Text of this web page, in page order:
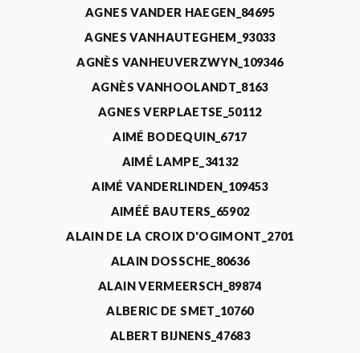
AGNES VANDER HAEGEN_84695
AGNES VANHAUTEGHEM_93033
AGNÈS VANHEUVERZWYN_109346
AGNÈS VANHOOLANDT_8163
AGNES VERPLAETSE_50112
AIMÉ BODEQUIN_6717
AIMÉ LAMPE_34132
AIMÉ VANDERLINDEN_109453
AIMÉÉ BAUTERS_65902
ALAIN DE LA CROIX D'OGIMONT_2701
ALAIN DOSSCHE_80636
ALAIN VERMEERSCH_89874
ALBERIC DE SMET_10760
ALBERT BIJNENS_47683